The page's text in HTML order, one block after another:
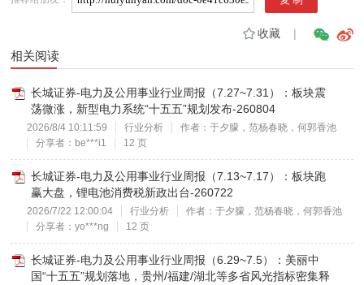
收藏|
相关阅读
长城证券-电力及公用事业行业周报（7.27~7.31）：板块震
荡微涨，新型电力系统“十五五”规划发布-260804
2026/8/4 10:11:59 行业分析
作者：于夕朦，范杨春晓，何郭香池
分享者：be***i1
12 页
长城证券-电力及公用事业行业周报（7.13~7.17）：板块跑
赢大盘，锂电池消费税新政出台-260722
2026/7/22 12:00:04 行业分析
作者：于夕朦，范杨春晓，何郭香池
分享者：yo***ng
12 页
长城证券-电力及公用事业行业周报（6.29~7.5）：美丽中
国“十五五”规划落地，贵州/福建/湖北等多省风光指标密集释